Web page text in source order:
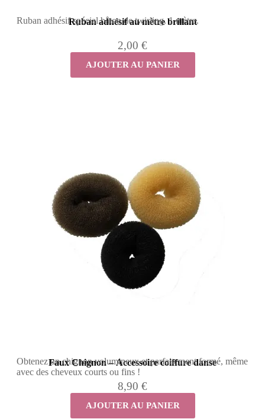
Ruban adhésif au mètre brillant
Ruban adhésif spécial bâton de twirling. 1 mètre.
2,00 €
AJOUTER AU PANIER
Faux Chignon – Accessoire coiffure danse
Obtenez un chignon volumineux et parfaitement formé, même
avec des cheveux courts ou fins !
8,90 €
AJOUTER AU PANIER